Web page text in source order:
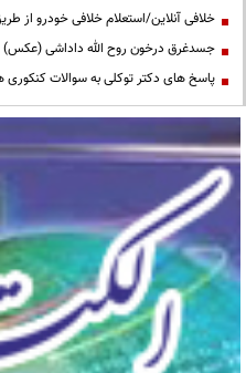
خلافی آنلاین/استعلام خلافی خودرو از
جسدغرق درخون روح الله داداشی (عکس)
پاسخ های دکتر توکلی به سوالات کنکوری